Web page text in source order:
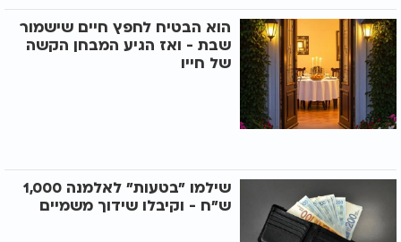
הוא הבטיח לחפץ חיים שישמור
שבת - ואז הגיע המבחן הקשה
של חייו
שילמו "בטעות" לאלמנה 1,000
ש"ח - וקיבלו שידוך משמיים